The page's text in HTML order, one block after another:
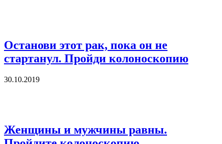
Останови этот рак, пока он не
стартанул. Пройди колоноскопию
30.10.2019
Женщины и мужчины равны.